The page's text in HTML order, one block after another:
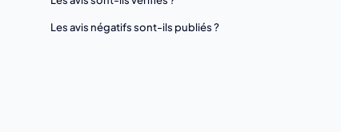
Les avis négatifs sont-ils publiés ?